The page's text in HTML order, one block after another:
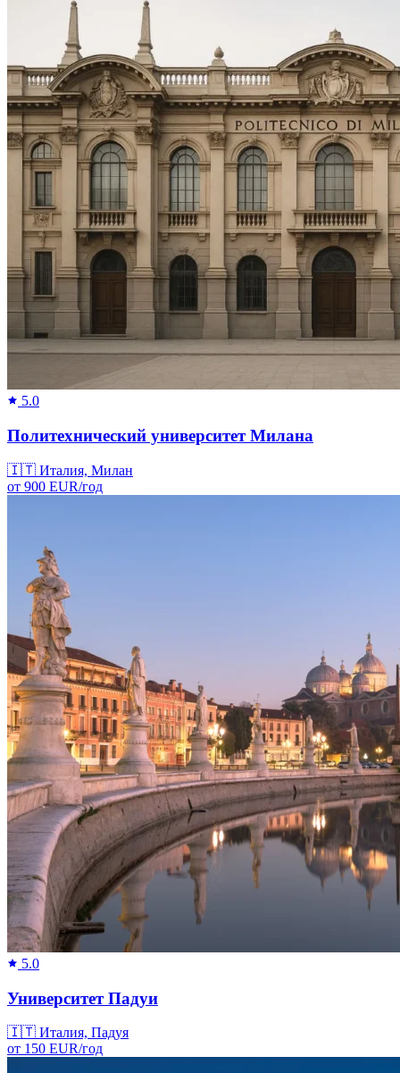
5.0
Политехнический университет Милана
🇮🇹 Италия, Милан
от 900 EUR/год
5.0
Университет Падуи
🇮🇹 Италия, Падуя
от 150 EUR/год